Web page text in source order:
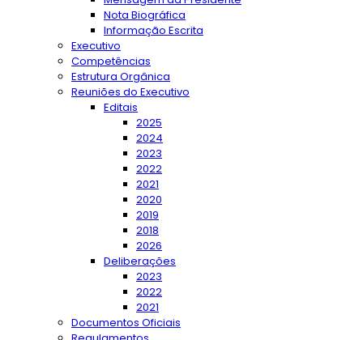
Nota Biográfica
Informação Escrita
Executivo
Competências
Estrutura Orgânica
Reuniões do Executivo
Editais
2025
2024
2023
2022
2021
2020
2019
2018
2026
Deliberações
2023
2022
2021
Documentos Oficiais